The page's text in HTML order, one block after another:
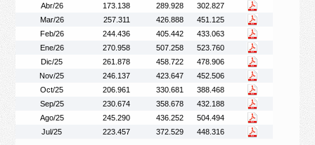
Abr/26
173.138 289.928
302.827
Mar/26
257.311 426.888
451.125
Feb/26
244.436 405.442
433.063
Ene/26
270.958 507.258
523.760
Dic/25
261.878 458.722
478.906
Nov/25
246.137 423.647
452.506
Oct/25
206.961 330.681
388.468
Sep/25
230.674 358.678
432.188
Ago/25
245.290 436.252
504.494
Jul/25
223.457 372.529 448.316